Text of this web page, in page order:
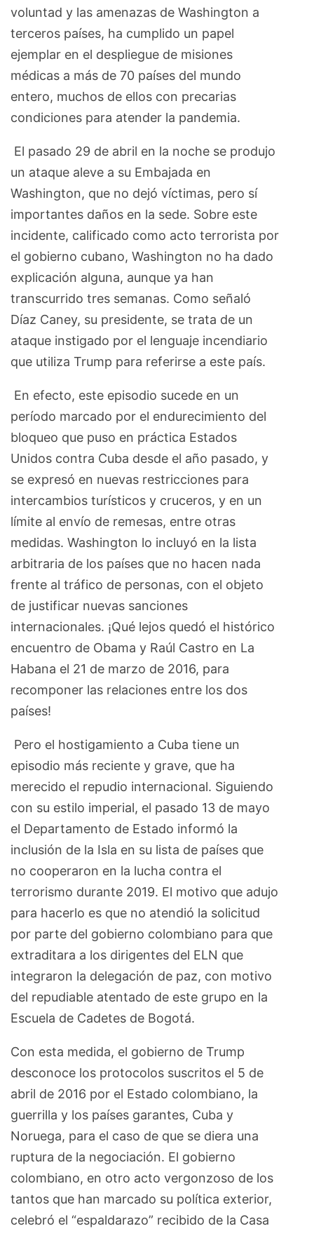
voluntad y las amenazas de Washington a
terceros países, ha cumplido un papel
ejemplar en el despliegue de misiones
médicas a más de 70 países del mundo
entero, muchos de ellos con precarias
condiciones para atender la pandemia.
El pasado 29 de abril en la noche se produjo
un ataque aleve a su Embajada en
Washington, que no dejó víctimas, pero sí
importantes daños en la sede. Sobre este
incidente, calificado como acto terrorista por
el gobierno cubano, Washington no ha dado
explicación alguna, aunque ya han
transcurrido tres semanas. Como señaló
Díaz Caney, su presidente, se trata de un
ataque instigado por el lenguaje incendiario
que utiliza Trump para referirse a este país.
En efecto, este episodio sucede en un
período marcado por el endurecimiento del
bloqueo que puso en práctica Estados
Unidos contra Cuba desde el año pasado, y
se expresó en nuevas restricciones para
intercambios turísticos y cruceros, y en un
límite al envío de remesas, entre otras
medidas. Washington lo incluyó en la lista
arbitraria de los países que no hacen nada
frente al tráfico de personas, con el objeto
de justificar nuevas sanciones
internacionales. ¡Qué lejos quedó el histórico
encuentro de Obama y Raúl Castro en La
Habana el 21 de marzo de 2016, para
recomponer las relaciones entre los dos
países!
Pero el hostigamiento a Cuba tiene un
episodio más reciente y grave, que ha
merecido el repudio internacional. Siguiendo
con su estilo imperial, el pasado 13 de mayo
el Departamento de Estado informó la
inclusión de la Isla en su lista de países que
no cooperaron en la lucha contra el
terrorismo durante 2019. El motivo que adujo
para hacerlo es que no atendió la solicitud
por parte del gobierno colombiano para que
extraditara a los dirigentes del ELN que
integraron la delegación de paz, con motivo
del repudiable atentado de este grupo en la
Escuela de Cadetes de Bogotá.
Con esta medida, el gobierno de Trump
desconoce los protocolos suscritos el 5 de
abril de 2016 por el Estado colombiano, la
guerrilla y los países garantes, Cuba y
Noruega, para el caso de que se diera una
ruptura de la negociación. El gobierno
colombiano, en otro acto vergonzoso de los
tantos que han marcado su política exterior,
celebró el “espaldarazo” recibido de la Casa